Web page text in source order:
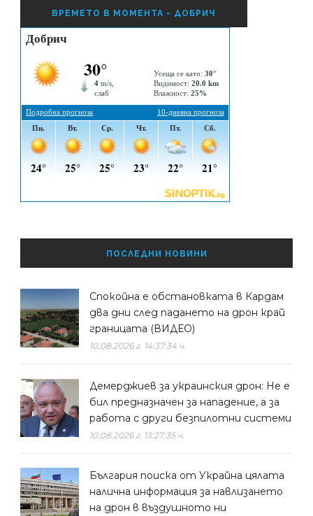
ВРЕМЕТО В МОМЕНТА - ДОБРИЧ
ПОСЛЕДНИ НОВИНИ
Спокойна е обстановката в Кардам
два дни след падането на дрон край
границата (ВИДЕО)
10.08.2026 г. 14:37:34 ч.
Демерджиев за украинския дрон: Не е
бил предназначен за нападение, а за
работа с други безпилотни системи
10.08.2026 г. 13:27:35 ч.
България поиска от Украйна цялата
налична информация за навлизането
на дрон в въздушното ни